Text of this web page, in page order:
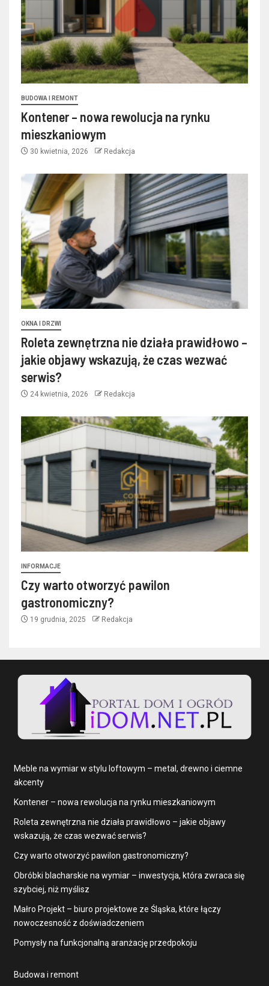
BUDOWA I REMONT
Kontener – nowa rewolucja na rynku
mieszkaniowym
30 kwietnia, 2026 Redakcja
OKNA I DRZWI
Roleta zewnętrzna nie działa prawidłowo –
jakie objawy wskazują, że czas wezwać
serwis?
24 kwietnia, 2026 Redakcja
INFORMACJE
Czy warto otworzyć pawilon
gastronomiczny?
19 grudnia, 2025 Redakcja
Meble na wymiar w stylu loftowym – metal, drewno i ciemne
akcenty
Kontener – nowa rewolucja na rynku mieszkaniowym
Roleta zewnętrzna nie działa prawidłowo – jakie objawy
wskazują, że czas wezwać serwis?
Czy warto otworzyć pawilon gastronomiczny?
Obróbki blacharskie na wymiar – inwestycja, która zwraca się
szybciej, niż myślisz
Małro Projekt – biuro projektowe ze Śląska, które łączy
nowoczesność z doświadczeniem
Pomysły na funkcjonalną aranżację przedpokoju
Budowa i remont